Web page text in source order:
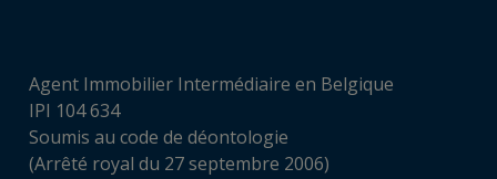
Agent Immobilier Intermédiaire en Belgique
IPI 104 634
Soumis au code de déontologie
(Arrêté royal du 27 septembre 2006)